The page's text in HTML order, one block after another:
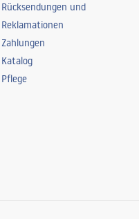
Rücksendungen und
Reklamationen
Zahlungen
Katalog
Pflege